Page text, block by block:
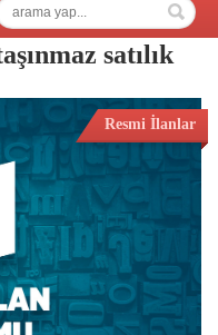
satılık
Resmi İlanlar